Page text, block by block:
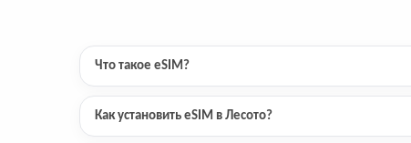
Что такое eSIM?
Как установить eSIM в Лесото?